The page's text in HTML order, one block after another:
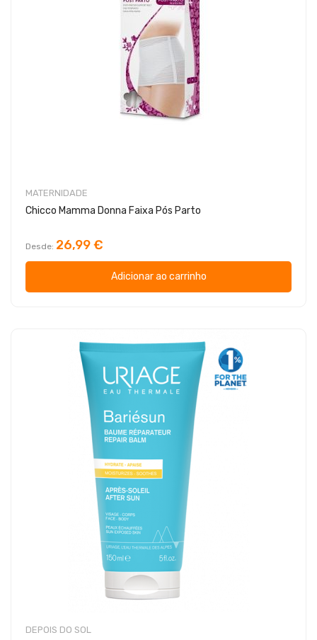
MATERNIDADE
Chicco Mamma Donna Faixa Pós Parto
Desde 26,99 €
Adicionar ao carrinho
DEPOIS DO SOL